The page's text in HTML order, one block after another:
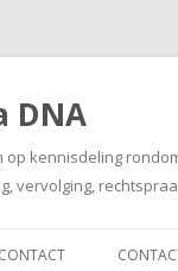
DNA
op kennisdeling
vervolging,
CONTACT